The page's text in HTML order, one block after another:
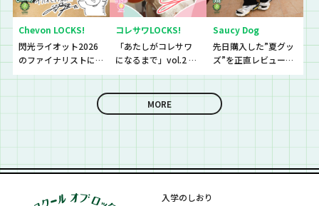
Chevon LOCKS!
閃光ライオット2026
のファイナリストに
思わず「なんであん
コレサワLOCKS!
「あたしがコレサワ
になるまで」vol.2 開
催！！
Saucy Dog
先日購入した”夏グッ
ズ”を正直レビューし
ていきました！
MORE
入学のしおり